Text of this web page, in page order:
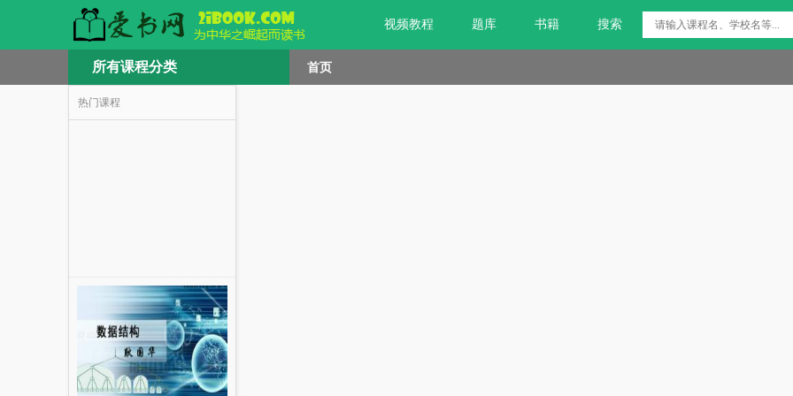
视频教程 题库 书籍 搜索
所有课程分类 首页
热门课程